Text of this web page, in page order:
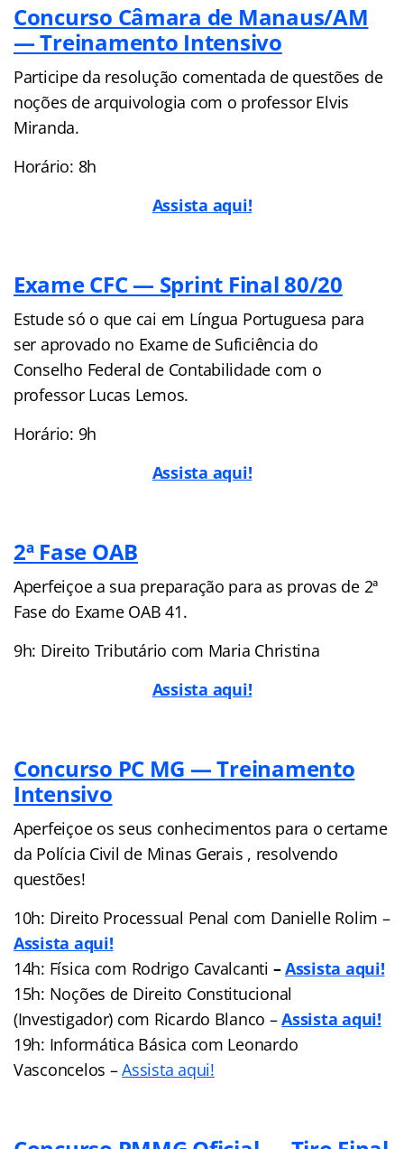
Concurso Câmara de Manaus/AM
— Treinamento Intensivo
Participe da resolução comentada de questões de
noções de arquivologia com o professor Elvis
Miranda.
Horário: 8h
Assista aqui!
Exame CFC — Sprint Final 80/20
Estude só o que cai em Língua Portuguesa para
ser aprovado no Exame de Suficiência do
Conselho Federal de Contabilidade com o
professor Lucas Lemos.
Horário: 9h
Assista aqui!
2ª Fase OAB
Aperfeiçoe a sua preparação para as provas de 2ª
Fase do Exame OAB 41.
9h: Direito Tributário com Maria Christina
Assista aqui!
Concurso PC MG — Treinamento
Intensivo
Aperfeiçoe os seus conhecimentos para o certame
da Polícia Civil de Minas Gerais , resolvendo
questões!
10h: Direito Processual Penal com Danielle Rolim –
Assista aqui!
14h: Física com Rodrigo Cavalcanti –Assista aqui!
15h: Noções de Direito Constitucional
(Investigador) com Ricardo Blanco –Assista aqui!
19h: Informática Básica com Leonardo
Vasconcelos –Assista aqui!